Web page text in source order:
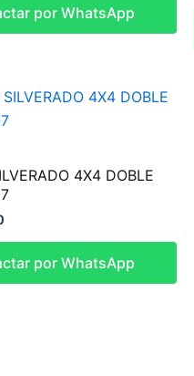
por WhatsApp
4X4 DOBLE
por WhatsApp